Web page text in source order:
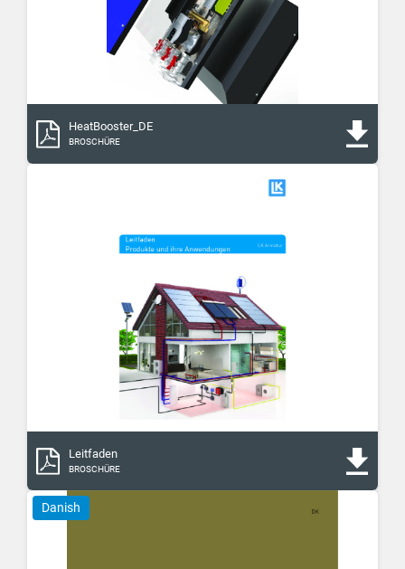
HeatBooster_DE
BROSCHÜRE
Leitfaden
BROSCHÜRE
Danish